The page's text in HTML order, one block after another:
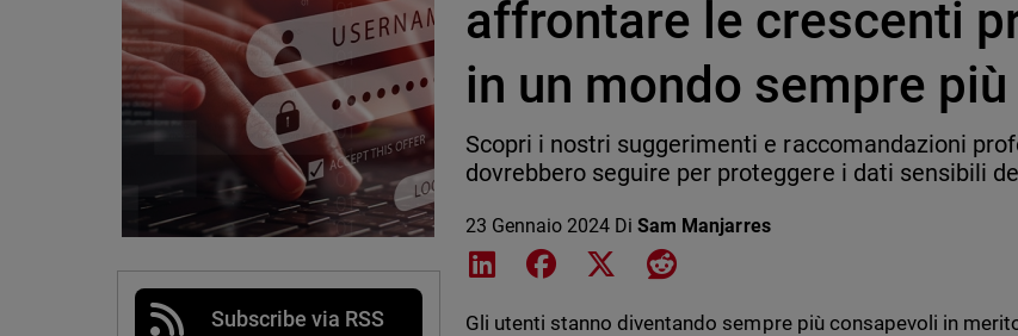
Subscribe via RSS
affrontare le crescenti
in un mondo sempre
Scopri i nostri suggerimenti e raccomandazioni
dovrebbero seguire per proteggere i dati sensibili
23 Gennaio 2024 DiSam Manjarres
Share on LinkedIn
Share on Facebook
Share on XShare on Reddit
Gli utenti stanno diventando sempre più consapevoli in